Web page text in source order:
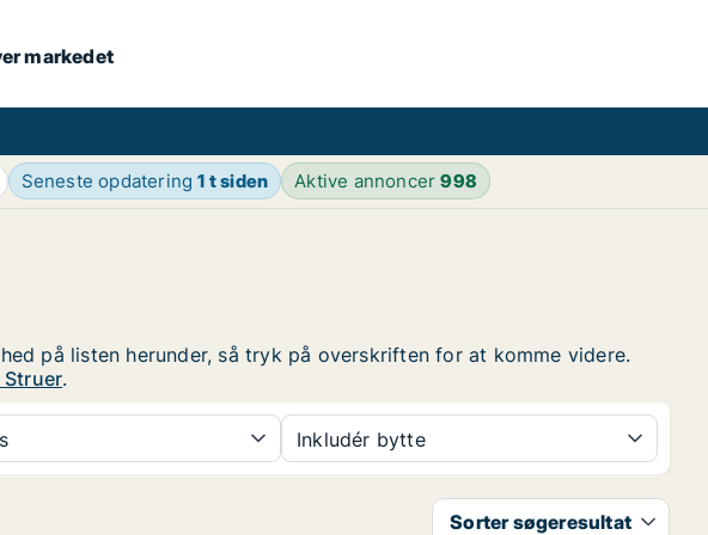
markedet
Seneste opdatering1 t siden Aktive annoncer998
på listen herunder, så tryk på overskriften for at komme videre.
Struer.
Inkludér bytte
Sorter søgeresultat